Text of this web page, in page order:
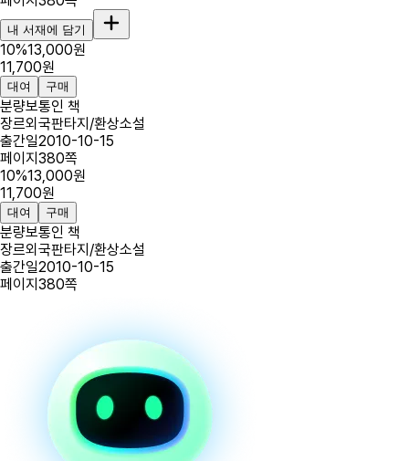
내 서재에 담기
10%13,000원
11,700원
대여 구매
분량보통인 책
장르외국판타지/환상소설
출간일2010-10-15
페이지380쪽
10%13,000원
11,700원
대여 구매
분량보통인 책
장르외국판타지/환상소설
출간일2010-10-15
페이지380쪽